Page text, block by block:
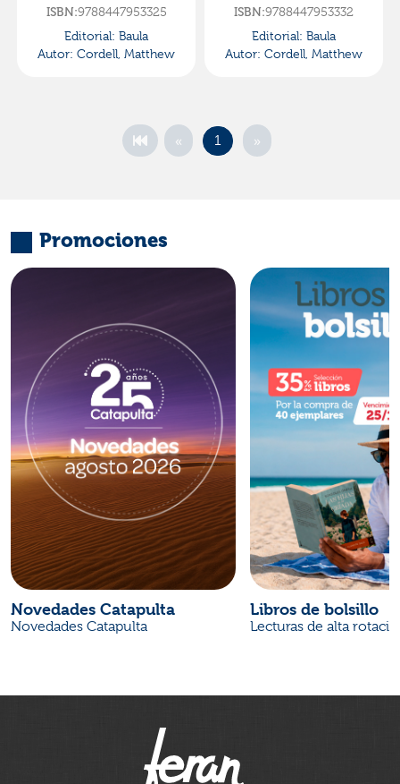
ISBN:9788447953325
Editorial: Baula
Autor: Cordell, Matthew
ISBN:9788447953332
Editorial: Baula
Autor: Cordell, Matthew
« 1 »
Promociones
Novedades Catapulta
Novedades Catapulta
Libros de bolsillo
Lecturas de alta